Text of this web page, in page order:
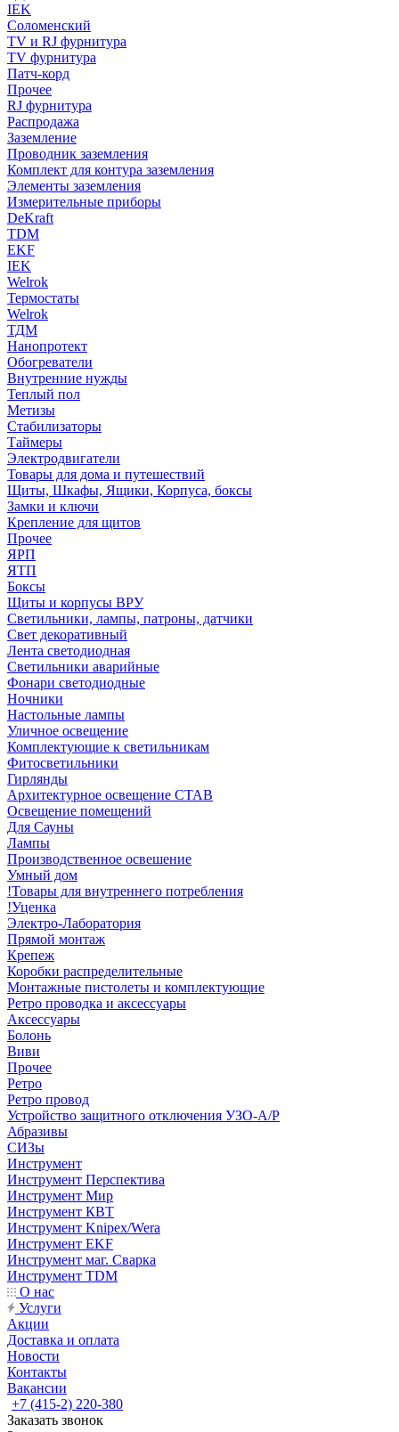
IEK
Соломенский
TV и RJ фурнитура
TV фурнитура
Патч-корд
Прочее
RJ фурнитура
Распродажа
Заземление
Проводник заземления
Комплект для контура заземления
Элементы заземления
Измерительные приборы
DeKraft
TDM
EKF
IEK
Welrok
Термостаты
Welrok
ТДМ
Нанопротект
Обогреватели
Внутренние нужды
Теплый пол
Метизы
Стабилизаторы
Таймеры
Электродвигатели
Товары для дома и путешествий
Щиты, Шкафы, Ящики, Корпуса, боксы
Замки и ключи
Крепление для щитов
Прочее
ЯРП
ЯТП
Боксы
Щиты и корпусы ВРУ
Светильники, лампы, патроны, датчики
Свет декоративный
Лента светодиодная
Светильники аварийные
Фонари светодиодные
Ночники
Настольные лампы
Уличное освещение
Комплектующие к светильникам
Фитосветильники
Гирлянды
Архитектурное освещение СТАВ
Освещение помещений
Для Сауны
Лампы
Производственное освешение
Умный дом
!Товары для внутреннего потребления
!Уценка
Электро-Лаборатория
Прямой монтаж
Крепеж
Коробки распределительные
Монтажные пистолеты и комплектующие
Ретро проводка и аксессуары
Аксессуары
Болонь
Виви
Прочее
Ретро
Ретро провод
Устройство защитного отключения УЗО-А/Р
Абразивы
СИЗы
Инструмент
Инструмент Перспектива
Инструмент Мир
Инструмент КВТ
Инструмент Knipex/Wera
Инструмент EKF
Инструмент маг. Сварка
Инструмент TDM
О нас
Услуги
Акции
Доставка и оплата
Новости
Контакты
Вакансии
+7 (415-2) 220-380
Заказать звонок